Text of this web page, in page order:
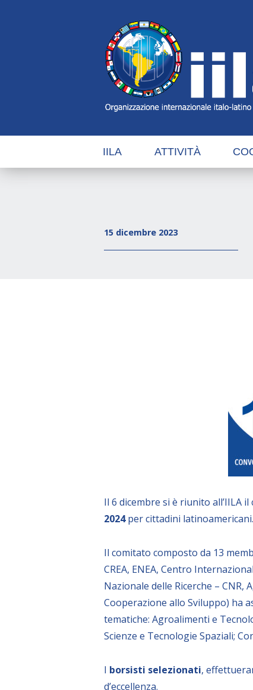
IILA ATTIVITÀ
15 dicembre 2023
Il 6 dicembre si è riunito all’IILA
2024per cittadini latinoamericani.
Il comitato composto da 13
CREA, ENEA, Centro
Nazionale delle Ricerche – CNR,
Cooperazione allo Sviluppo) ha
tematiche: Agroalimenti e
Scienze e Tecnologie Spaziali;
I borsisti selezionati,
d’eccellenza.